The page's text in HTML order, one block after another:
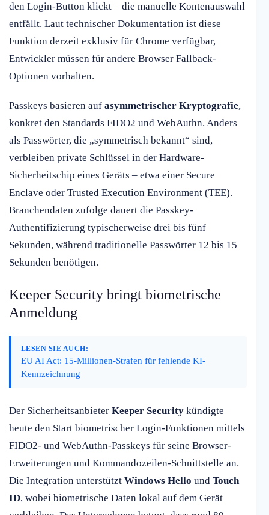
den Login-Button klickt – die manuelle Kontenauswahl
entfällt. Laut technischer Dokumentation ist diese
Funktion derzeit exklusiv für Chrome verfügbar,
Entwickler müssen für andere Browser Fallback-
Optionen vorhalten.
Passkeys basieren auf asymmetrischer Kryptografie,
konkret den Standards FIDO2 und WebAuthn. Anders
als Passwörter, die „symmetrisch bekannt“ sind,
verbleiben private Schlüssel in der Hardware-
Sicherheitschip eines Geräts – etwa einer Secure
Enclave oder Trusted Execution Environment (TEE).
Branchendaten zufolge dauert die Passkey-
Authentifizierung typischerweise drei bis fünf
Sekunden, während traditionelle Passwörter 12 bis 15
Sekunden benötigen.
Keeper Security bringt biometrische
Anmeldung
LESEN SIE AUCH:
EU AI Act: 15-Millionen-Strafen für fehlende KI-
Kennzeichnung
Der Sicherheitsanbieter Keeper Security kündigte
heute den Start biometrischer Login-Funktionen mittels
FIDO2- und WebAuthn-Passkeys für seine Browser-
Erweiterungen und Kommandozeilen-Schnittstelle an.
Die Integration unterstützt Windows Hello und Touch
ID, wobei biometrische Daten lokal auf dem Gerät